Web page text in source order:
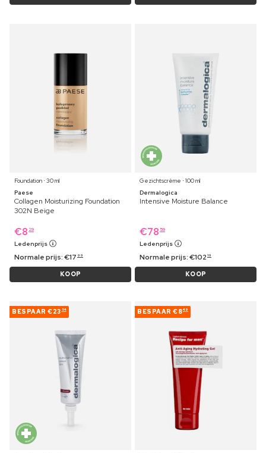
Foundation ⋅ 30 ml
Paese
Collagen Moisturizing Foundation
302N Beige
€8 29
Ledenprijs
Normale prijs:€17 99
KOOP
Gezichtscrème ⋅ 100 ml
Dermalogica
Intensive Moisture Balance
€78 59
Ledenprijs
Normale prijs:€102 19
KOOP
BESPAAR €23 54 BESPAAR €849